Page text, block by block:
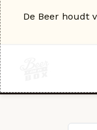
De Beer houdt